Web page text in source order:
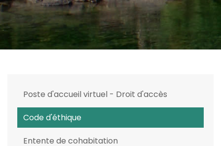
Poste d'accueil virtuel - Droit d'accès
Code d'éthique
Entente de cohabitation